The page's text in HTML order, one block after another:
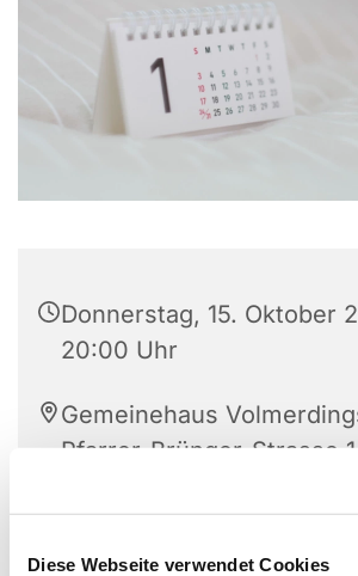
Diese Webseite verwendet Cookies
Donnerstag, 15. Oktober
20:00 Uhr
Gemeinehaus
Pfarrer-Brünger-Strasse
Birgit Danielsmyer, 05734